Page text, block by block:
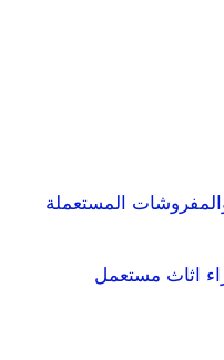
والمفروشات المستعملة
اثاث مستعمل